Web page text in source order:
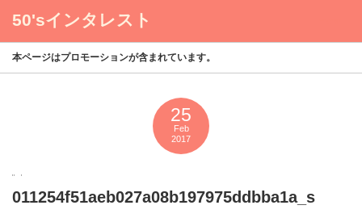
50'sインタレスト
本ページはプロモーションが含まれています。
25
Feb
2017
011254f51aeb027a08b197975ddbba1a_s